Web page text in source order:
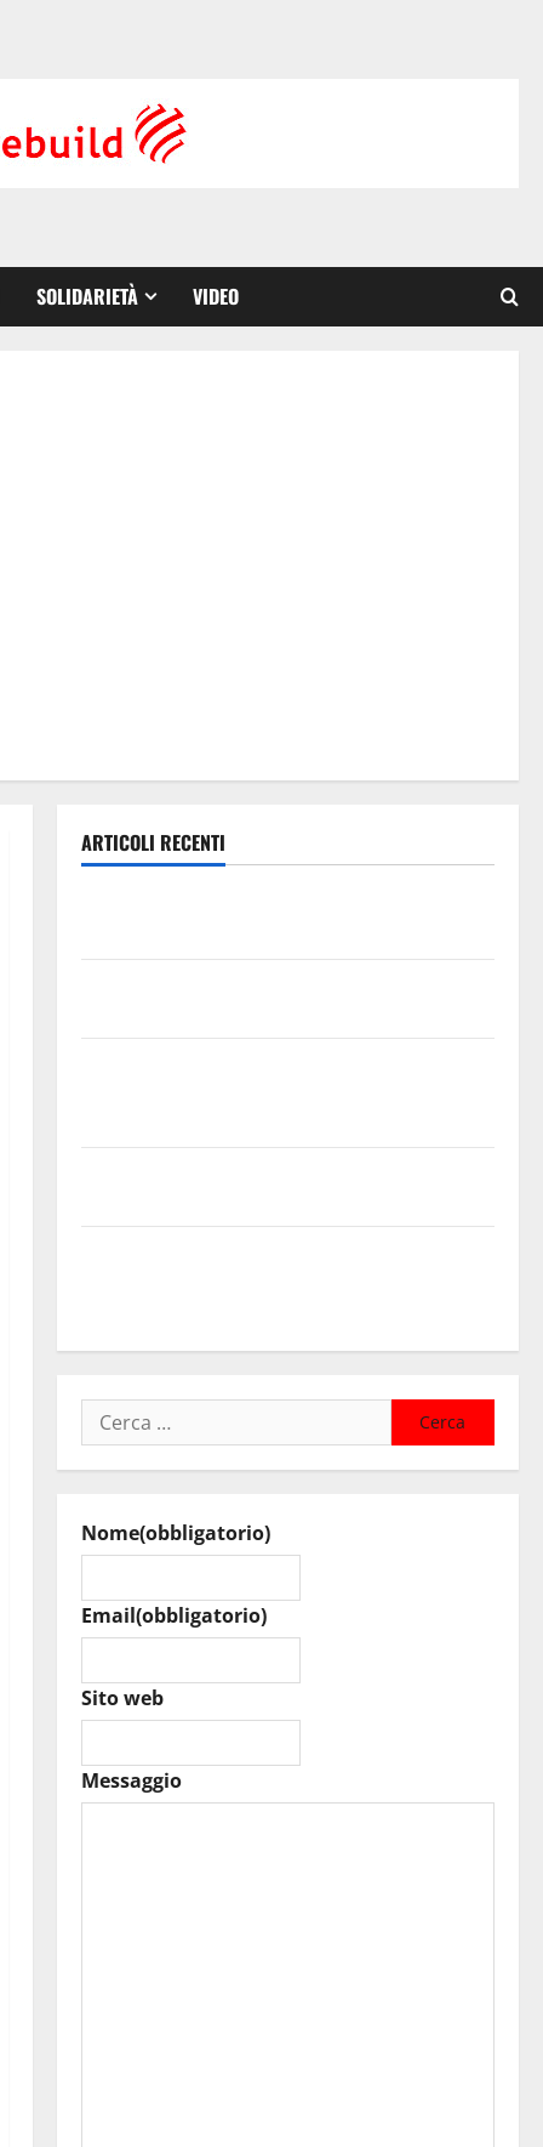
SOLIDARIETÀ VIDEO
ARTICOLI RECENTI
Ricerca
per:
Nome(obbligatorio)
Email(obbligatorio)
Sito web
Messaggio